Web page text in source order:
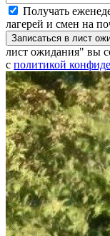
Получать
лагерей и смен на
Записаться в лист
лист ожидания" вы
с политикой